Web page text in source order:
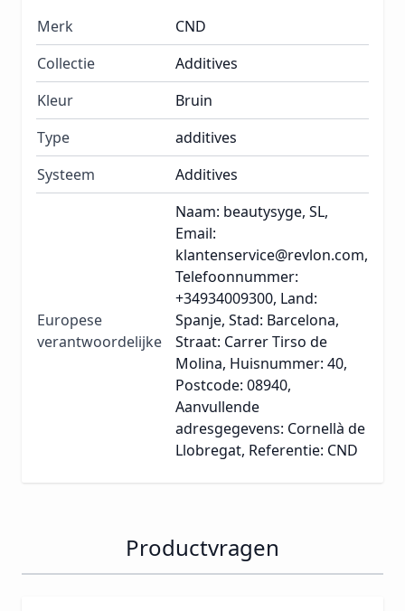
Merk
CND
Collectie
Additives
Kleur
Bruin
Type
additives
Systeem
Additives
Europese
verantwoordelijke
Naam: beautysyge, SL,
Email:
klantenservice@revlon.com,
Telefoonnummer:
+34934009300, Land:
Spanje, Stad: Barcelona,
Straat: Carrer Tirso de
Molina, Huisnummer: 40,
Postcode: 08940,
Aanvullende
adresgegevens: Cornellà de
Llobregat, Referentie: CND
Productvragen